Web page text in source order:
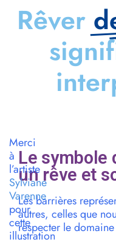
Rêver
Le symbole
un rêve et
Les barrières
autres, celles que
respecter le domaine
Merci
à
l’artiste
Sylviane
Varenne
pour
cette
illustration